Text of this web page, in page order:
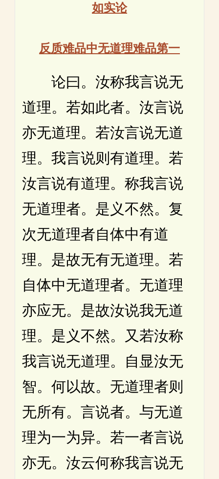
如实论
反质难品中无道理难品第一
论曰。汝称我言说无
道理。若如此者。汝言说
亦无道理。若汝言说无道
理。我言说则有道理。若
汝言说有道理。称我言说
无道理者。是义不然。复
次无道理者自体中有道
理。是故无有无道理。若
自体中无道理者。无道理
亦应无。是故汝说我无道
理。是义不然。又若汝称
我言说无道理。自显汝无
智。何以故。无道理者则
无所有。言说者。与无道
理为一为异。若一者言说
亦无。汝云何称我言说无